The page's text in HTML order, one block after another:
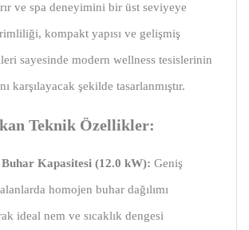
ve spa deneyimini bir üst seviyeye
kompakt yapısı ve gelişmiş
sayesinde modern wellness tesislerinin
karşılayacak şekilde tasarlanmıştır.
Teknik Özellikler:
Kapasitesi (12.0 kW): Geniş
homojen buhar dağılımı
ideal nem ve sıcaklık dengesi